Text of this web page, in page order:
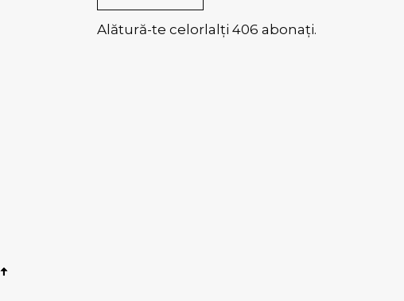
Alătură-te celorlalți 406 abonați.